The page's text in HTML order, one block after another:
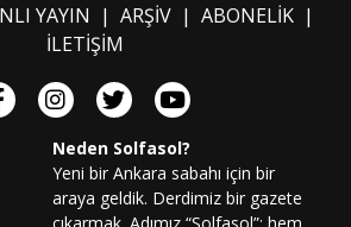
YAYIN | ARŞİV| ABONELİK|
İLETİŞİM
Neden Solfasol?
Yeni bir Ankara sabahı için bir
araya geldik. Derdimiz bir gazete